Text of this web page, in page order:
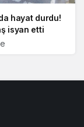
hayat durdu!
isyan etti